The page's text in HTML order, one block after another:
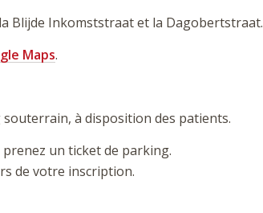
Blijde Inkomststraat et la Dagobertstraat.
Maps.
à disposition des patients.
un ticket de parking.
de votre inscription.